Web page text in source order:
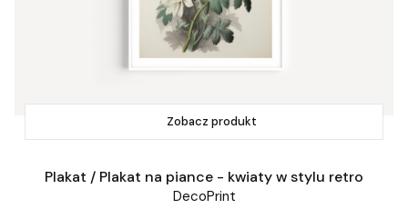
Zobacz produkt
Plakat / Plakat na piance - kwiaty w stylu retro
DecoPrint